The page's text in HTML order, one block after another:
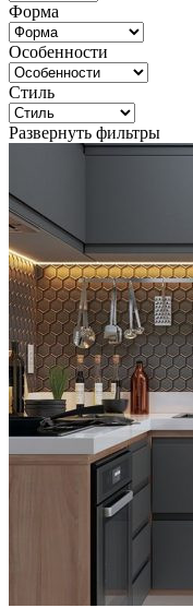
Форма
Особенности
Стиль
Развернуть фильтры